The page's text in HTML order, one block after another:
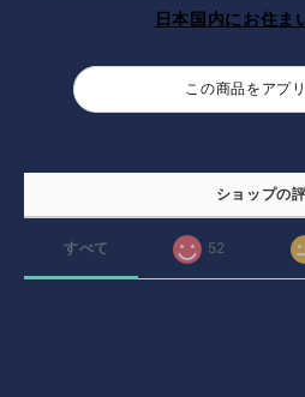
日本国内にお住ま
この商品をアプ
ショップの
すべて 52